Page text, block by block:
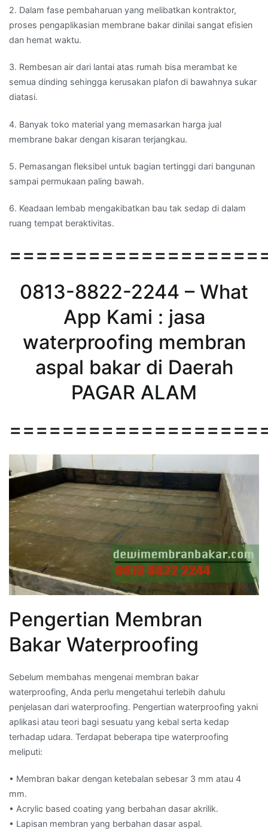
2. Dalam fase pembaharuan yang melibatkan kontraktor,
proses pengaplikasian membrane bakar dinilai sangat efisien
dan hemat waktu.
3. Rembesan air dari lantai atas rumah bisa merambat ke
semua dinding sehingga kerusakan plafon di bawahnya sukar
diatasi.
4. Banyak toko material yang memasarkan harga jual
membrane bakar dengan kisaran terjangkau.
5. Pemasangan fleksibel untuk bagian tertinggi dari bangunan
sampai permukaan paling bawah.
6. Keadaan lembab mengakibatkan bau tak sedap di dalam
ruang tempat beraktivitas.
0813-8822-2244 – What
App Kami : jasa
waterproofing membran
aspal bakar di Daerah
PAGAR ALAM
Pengertian Membran
Bakar Waterproofing
Sebelum membahas mengenai membran bakar
waterproofing, Anda perlu mengetahui terlebih dahulu
penjelasan dari waterproofing. Pengertian waterproofing yakni
aplikasi atau teori bagi sesuatu yang kebal serta kedap
terhadap udara. Terdapat beberapa tipe waterproofing
meliputi:
• Membran bakar dengan ketebalan sebesar 3 mm atau 4
mm.
• Acrylic based coating yang berbahan dasar akrilik.
• Lapisan membran yang berbahan dasar aspal.